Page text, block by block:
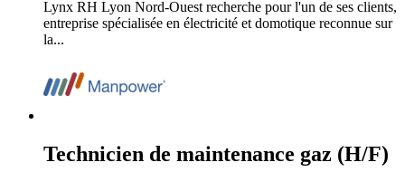
Lynx RH Lyon Nord-Ouest recherche pour l'un de ses clients,
entreprise spécialisée en électricité et domotique reconnue sur
la...
Technicien de maintenance gaz (H/F)